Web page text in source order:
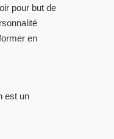
pour but de
en
est un